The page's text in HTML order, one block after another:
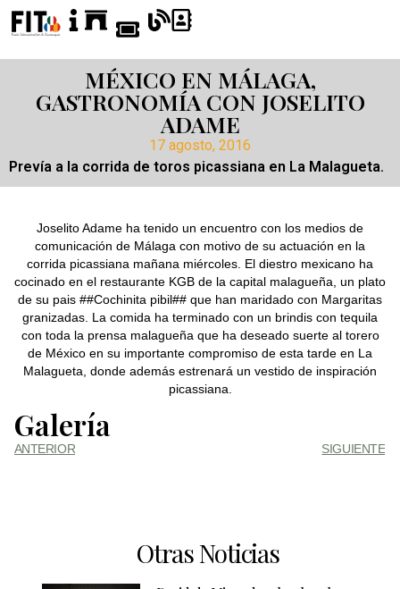
MÉXICO EN MÁLAGA,
GASTRONOMÍA CON JOSELITO
ADAME
17 agosto, 2016
Prevía a la corrida de toros picassiana en La Malagueta.
Joselito Adame ha tenido un encuentro con los medios de
comunicación de Málaga con motivo de su actuación en la
corrida picassiana mañana miércoles. El diestro mexicano ha
cocinado en el restaurante KGB de la capital malagueña, un plato
de su pais ##Cochinita pibil## que han maridado con Margaritas
granizadas. La comida ha terminado con un brindis con tequila
con toda la prensa malagueña que ha deseado suerte al torero
de México en su importante compromiso de esta tarde en La
Malagueta, donde además estrenará un vestido de inspiración
picassiana.
Galería
ANTERIOR SIGUIENTE
Otras Noticias